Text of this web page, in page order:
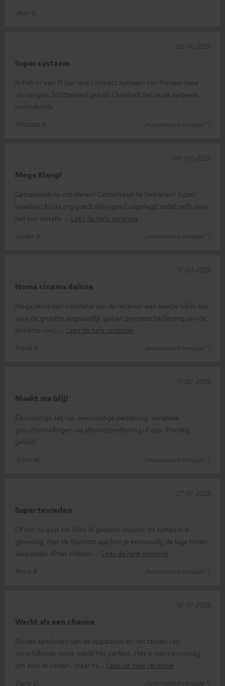
Jean C.
Super systeem
Ik heb er een 15 jaar oud compact systeem van Pioneer mee
vervangen. Schitterend geluid. Overtreft het oude systeem
ruimschoots.
Thomas B.
(Automatisch vertaald *)
06-11-2025
Mega Klang!
Gemakkelijk te installeren! Gemakkelijk te bedienen! Super
kwaliteit! Klinkt erg goed! Alles goed uitgelegd zodat zelfs oma
het kon installe
Lees de hele recensie
Heike d.
(Automatisch vertaald *)
09-09-2025
Home cinema deluxe
Mega,tevreden installatie van de receiver een beetje trikky bas
voor de grootte,ongelooflijk gail en precieze bediening van de
streams voor,
Lees de hele recensie
Frank B.
(Automatisch vertaald *)
11-03-2025
Maakt me blij!
Eenvoudige set-up, eenvoudige bediening, variabele
geluidsinstellingen via afstandsbediening of app. Prachtig
geluid!
Anna M.
(Automatisch vertaald *)
11-02-2025
Super tevreden
Of het nu gaat om films of gewoon musick, dit systeem is
geweldig. Met de Marantz app kun je eenvoudig de lage tonen
aanpassen of het midden
Lees de hele recensie
Petra B.
(Automatisch vertaald *)
27-01-2025
Werkt als een charme
Na het aansluiten van de apparaten en het testen van
verschillende modi, werkt het perfect. Het is niet eenvoudig
om alles te vinden, maar m
Lees de hele recensie
Dany D.
(Automatisch vertaald *)
18-01-2025